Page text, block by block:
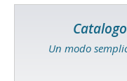
Un modo